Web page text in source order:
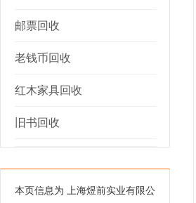
邮票回收
老钱币回收
红木家具回收
旧书回收
本页信息为 上海煜前实业有限公